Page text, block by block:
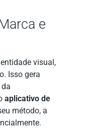
e
visual,
Isso gera
aplicativo de
método, a